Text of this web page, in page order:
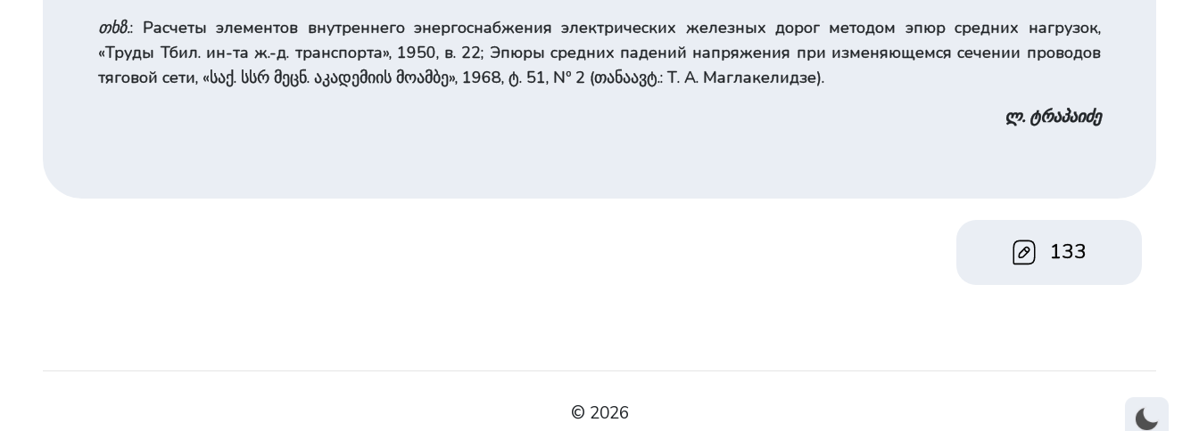
თხზ.: Расчеты элементов внутреннего энергоснабжения электрических железных дорог методом эпюр средних нагрузок,
«Труды Тбил. ин-та ж.-д. транспорта», 1950, в. 22; Эпюры средних падений напряжения при изменяющемся сечении проводов
тяговой сети, «საქ. სსრ მეცნ. აკადემიის მოამბე», 1968, ტ. 51, Nº 2 (თანაავტ.: Т. А. Маглакелидзе).
ლ. ტრაპაიძე
133
© 2026